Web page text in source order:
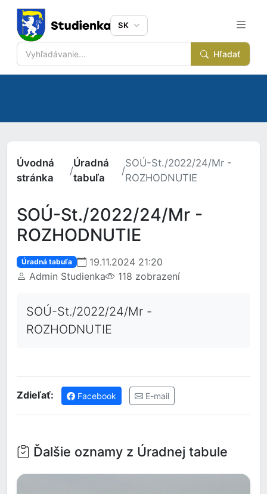
Hľadať
SK
Úvodná
stránka
/
Úradná
tabuľa
/
SOÚ-St./2022/24/Mr -
ROZHODNUTIE
SOÚ-St./2022/24/Mr -
ROZHODNUTIE
Úradná tabuľa
19.11.2024 21:20
Admin Studienka
118 zobrazení
SOÚ-St./2022/24/Mr -
ROZHODNUTIE
Zdieľať: Facebook E-mail
Ďalšie oznamy z Úradnej tabule